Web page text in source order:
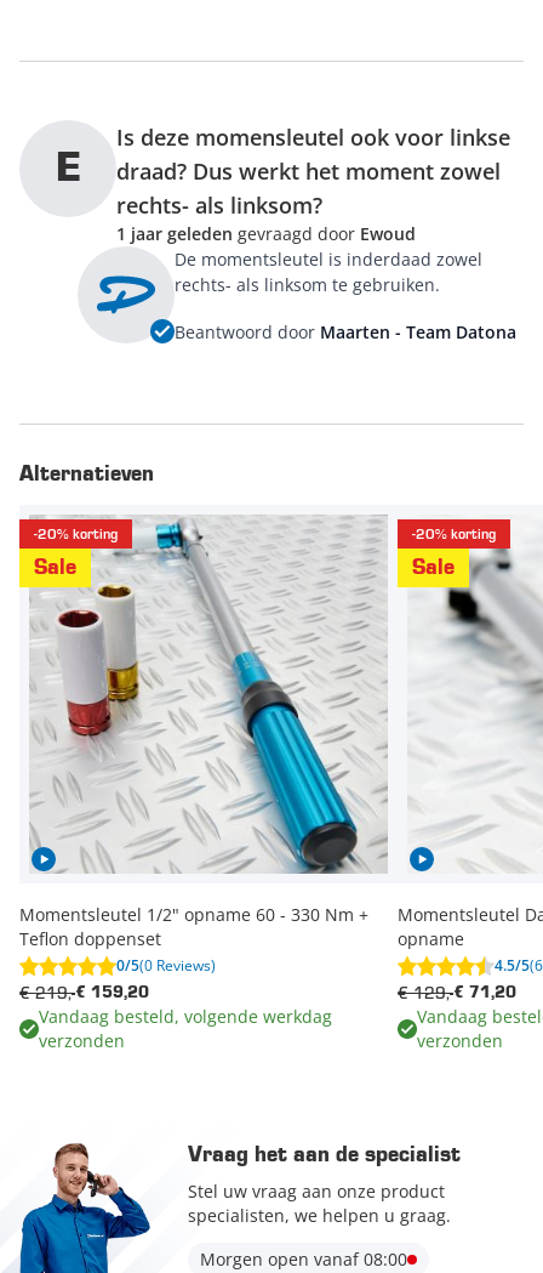
E
Is deze momensleutel ook voor linkse
draad? Dus werkt het moment zowel
rechts- als linksom?
1 jaar geleden gevraagd door Ewoud
De momentsleutel is inderdaad zowel
rechts- als linksom te gebruiken.
Beantwoord door Maarten - Team Datona
Alternatieven
-20% korting
Sale
Momentsleutel 1/2" opname 60 - 330 Nm +
Teflon doppenset
0/5(0 Reviews)
€ 159,20
€ 219,-
Vandaag besteld, volgende werkdag
verzonden
-20% korting
Sale
Momentsleutel
opname
4.5/5
€ 71,20
€ 129,-
Vandaag
verzonden
Vraag het aan de specialist
Stel uw vraag aan onze product
specialisten, we helpen u graag.
Morgen open vanaf 08:00